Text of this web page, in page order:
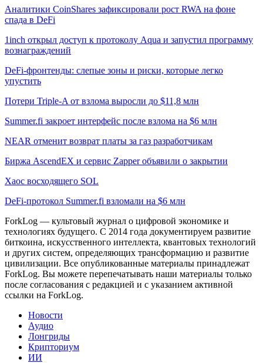
Аналитики CoinShares зафиксировали рост RWA на фоне
спада в DeFi
1inch открыл доступ к протоколу Aqua и запустил программу
вознаграждений
DeFi-фронтенды: слепые зоны и риски, которые легко
упустить
Потери Triple-A от взлома выросли до $11,8 млн
Summer.fi закроет интерфейс после взлома на $6 млн
NEAR отменит возврат платы за газ разработчикам
Биржа AscendEX и сервис Zapper объявили о закрытии
Хаос восходящего SOL
DeFi-протокол Summer.fi взломали на $6 млн
ForkLog — культовый журнал о цифровой экономике и
технологиях будущего. С 2014 года документируем развитие
биткоина, искусственного интеллекта, квантовых технологий
и других систем, определяющих трансформацию и развитие
цивилизации. Все опубликованные материалы принадлежат
ForkLog. Вы можете перепечатывать наши материалы только
после согласования с редакцией и с указанием активной
ссылки на ForkLog.
Новости
Аудио
Лонгриды
Крипториум
ИИ